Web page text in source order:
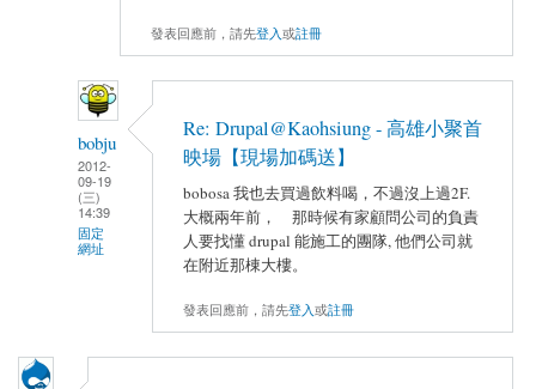
發表回應前，請先登入或註冊
bobju
2012-
09-19
(三)
14:39
固定
網址
Re: Drupal@Kaohsiung - 高雄小聚首
映場【現場加碼送】
bobosa 我也去買過飲料喝，不過沒上過2F.
大概兩年前， 那時候有家顧問公司的負責
人要找懂 drupal 能施工的團隊, 他們公司就
在附近那棟大樓。
發表回應前，請先登入或註冊